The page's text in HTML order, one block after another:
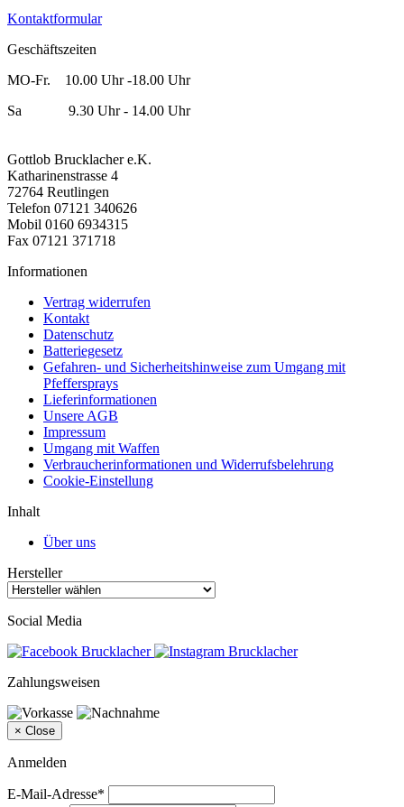
Kontaktformular
Geschäftszeiten
MO-Fr. 10.00 Uhr -18.00 Uhr
Sa 9.30 Uhr - 14.00 Uhr
Gottlob Brucklacher e.K.
Katharinenstrasse 4
72764 Reutlingen
Telefon 07121 340626
Mobil 0160 6934315
Fax 07121 371718
Informationen
Vertrag widerrufen
Kontakt
Datenschutz
Batteriegesetz
Gefahren- und Sicherheitshinweise zum Umgang mit
Pfeffersprays
Lieferinformationen
Unsere AGB
Impressum
Umgang mit Waffen
Verbraucherinformationen und Widerrufsbelehrung
Cookie-Einstellung
Inhalt
Über uns
Hersteller
Social Media
Zahlungsweisen
× Close
Anmelden
E-Mail-Adresse*